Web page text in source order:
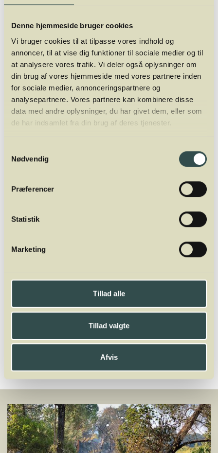
Denne hjemmeside bruger cookies
Vi bruger cookies til at tilpasse vores indhold og
annoncer, til at vise dig funktioner til sociale medier og til
at analysere vores trafik. Vi deler også oplysninger om
din brug af vores hjemmeside med vores partnere inden
for sociale medier, annonceringspartnere og
analysepartnere. Vores partnere kan kombinere disse
data med andre oplysninger, du har givet dem, eller som
de har indsamlet fra din brug af deres tjenester.
Nødvendig
Præferencer
Statistik
Marketing
Tillad alle
Tillad valgte
Afvis
Vinregionen ligger i:
Areal: 3.802 hektarer
Vigtigste druesorter:Grüner Veltliner,Riesling,
Zweigelt
Områdets karakteristika:Meget køligt klima med
kolde vinde nordfra. Gnejs og paragnejs på skråningerne,
løss og ler på de fladere jorde. Mange stejle vinmarker
udlagt som terrasser.
Eksempler på gode producenter i Kamptal:
Bründlmayer
Schloss
baggrund i filosofi og mangeårig erfaring fra
Del